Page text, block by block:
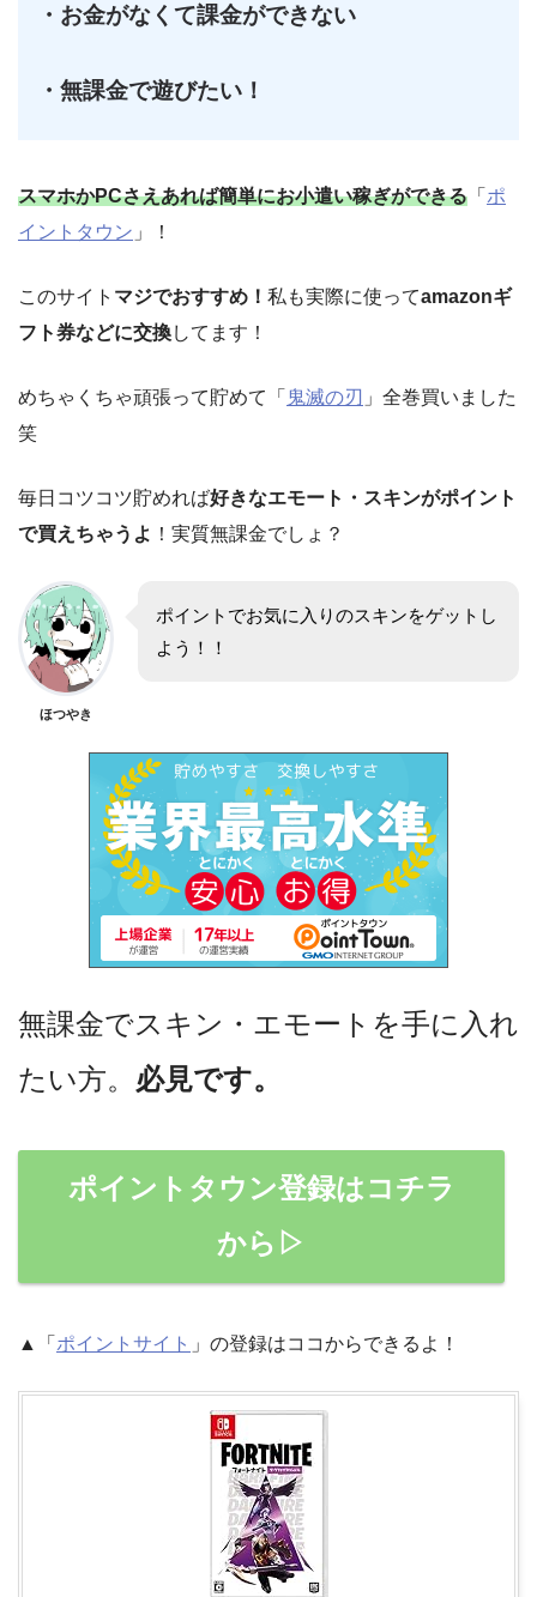
・お金がなくて課金ができない
・無課金で遊びたい！
スマホかPCさえあれば簡単にお小遣い稼ぎができる 「 ポ
イントタウン 」！
このサイト マジでおすすめ！ 私も実際に使ってamazonギ
フト券などに交換してます！
めちゃくちゃ頑張って貯めて「 鬼滅の刃 」全巻買いました
笑
毎日コツコツ貯めれば好きなエモート・スキンがポイント
で買えちゃうよ ！実質無課金でしょ？
ほつやき
ポイントでお気に入りのスキンをゲットし
よう！！
無課金でスキン・エモートを手に入れ
たい方。 必見です。
ポイントタウン登録はコチラ
から▷
▲「 ポイントサイト 」の登録はココからできるよ！